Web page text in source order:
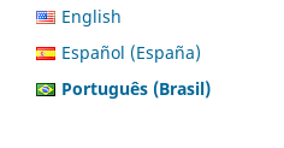
English
Español (España)
Português (Brasil)